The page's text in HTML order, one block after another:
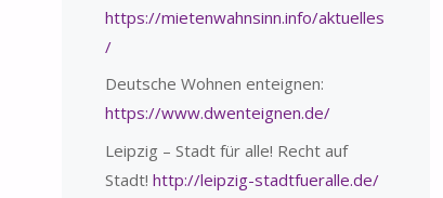
https://mietenwahnsinn.info/aktuelles
/
Deutsche Wohnen enteignen:
https://www.dwenteignen.de/
Leipzig – Stadt für alle! Recht auf
Stadt! http://leipzig-stadtfueralle.de/